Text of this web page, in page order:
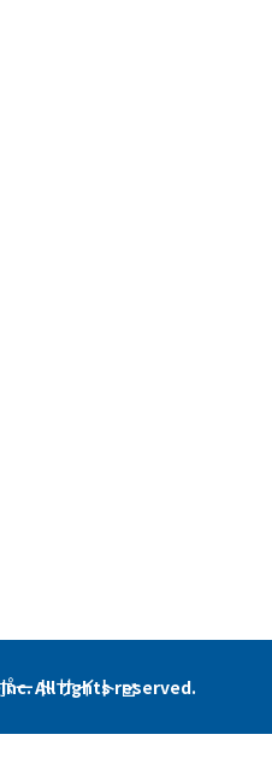
ートサイト
All rights reserved.